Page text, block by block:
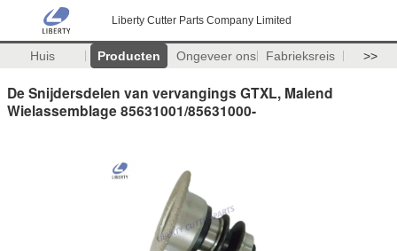
Liberty Cutter Parts Company Limited
Huis Producten Ongeveer ons Fabrieksreis >>
De Snijdersdelen van vervangings GTXL, Malend
Wielassemblage 85631001/85631000-